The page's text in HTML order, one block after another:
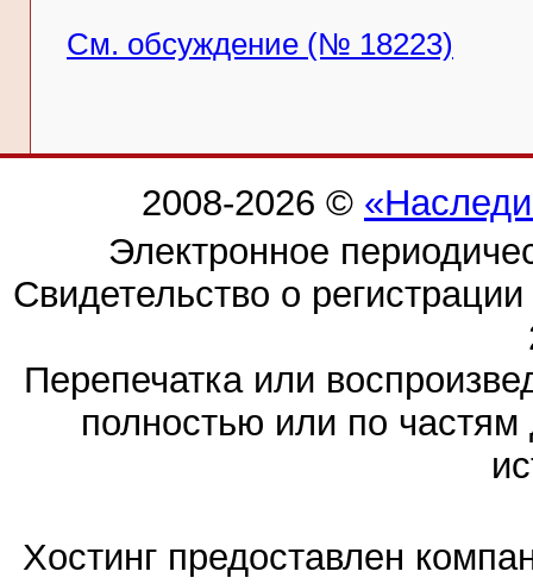
См. обсуждение (№ 18223)
2008-2026 ©
Электронное
Свидетельство о
Перепечатка или
полностью или по частям
Хостинг предоставлен